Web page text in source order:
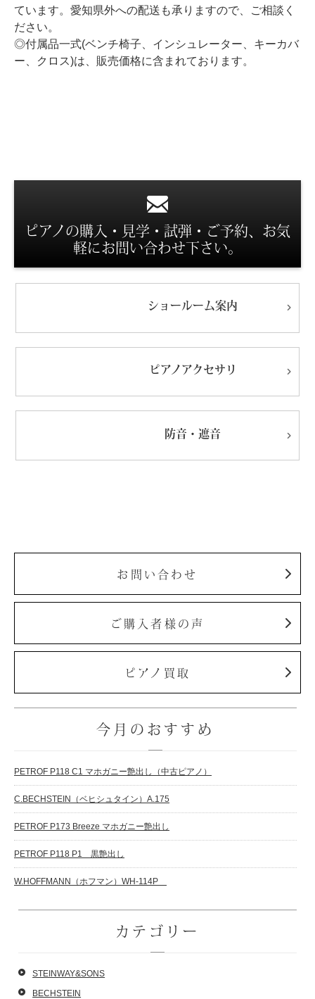
ピアノクリーニングと引越し
ピアノレンタル
ています。愛知県外への配送も承りますので、ご相談く
ださい。
◎付属品一式(ベンチ椅子、インシュレーター、キーカバ
ー、クロス)は、販売価格に含まれております。
ピアノの購入・見学・試弾・ご予約、お気
軽にお問い合わせ下さい。
ショールーム案内
ピアノアクセサリ
防音・遮音
お問い合わせ
ご購入者様の声
ピアノ買取
今月のおすすめ
PETROF P118 C1 マホガニー艶出し（中古ピアノ）
C.BECHSTEIN（ベヒシュタイン）A.175
PETROF P173 Breeze マホガニー艶出し
PETROF P118 P1 黒艶出し
W.HOFFMANN（ホフマン）WH-114P
カテゴリー
STEINWAY&SONS
BECHSTEIN